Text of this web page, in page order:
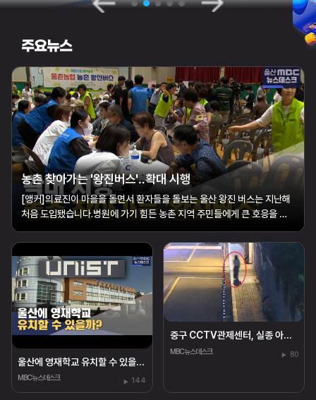
주요뉴스
농촌 찾아가는 '왕진버스'‥확대 시행
[앵커]의료진이 마을을 돌면서 환자들을 돌보는 울산 왕진 버스는 지난해
처음 도입됐습니다.병원에 가기 힘든 농촌 지역 주민들에게 큰 호응을 얻
했습니다.황두길 기자가 현장을 다녀왔습니다.[리포트]울주군의 한 초등
학교.운동장에 들어선 대형 ...
울산에 영재학교 유치할 수 있을까?
MBC뉴스데스크 144
중구 CCTV관제센터, 실종 아동 25분 만에 찾아
MBC뉴스데스크 80